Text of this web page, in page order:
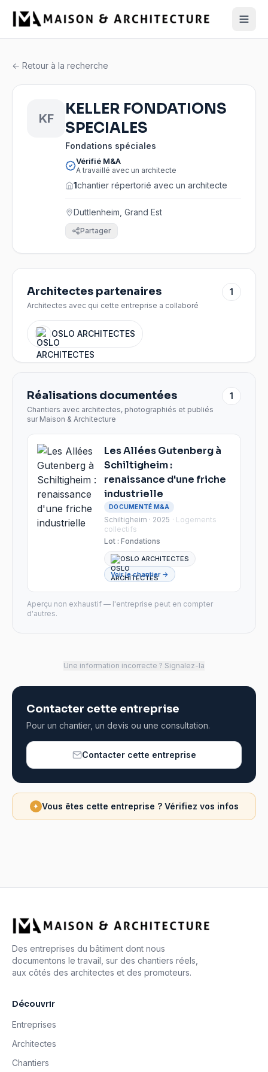
← Retour à la recherche
KF
KELLER FONDATIONS
SPECIALES
Fondations spéciales
Vérifié M&A
A travaillé avec un architecte
1chantier répertorié avec un architecte
Duttlenheim, Grand Est
Partager
Architectes partenaires
Architectes avec qui cette entreprise a collaboré
1
OSLO ARCHITECTES
Réalisations documentées
Chantiers avec architectes, photographiés et publiés
sur Maison & Architecture
1
Les Allées Gutenberg à
Schiltigheim :
renaissance d'une friche
industrielle
DOCUMENTÉ M&A
Schiltigheim · 2025 · Logements
collectifs
Lot : Fondations
OSLO ARCHITECTES
Voir le chantier →
Aperçu non exhaustif — l'entreprise peut en compter
d'autres.
Une information incorrecte ? Signalez-la
Contacter cette entreprise
Pour un chantier, un devis ou une consultation.
Contacter cette entreprise
✦ Vous êtes cette entreprise ? Vérifiez vos infos
Des entreprises du bâtiment dont nous
documentons le travail, sur des chantiers réels,
aux côtés des architectes et des promoteurs.
Découvrir
Entreprises
Architectes
Chantiers